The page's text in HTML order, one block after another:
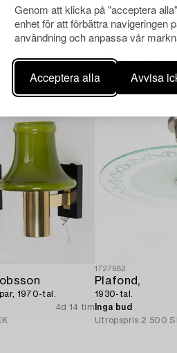
Genom att klicka på "acceptera
enhet för att förbättra navigeringen
användning och anpassa vår
Acceptera alla Avvisa
Andra
1970-tal.
4d 14 tim
1727682
Plafond,
1930-tal.
Inga bud
Utropspris 2 500